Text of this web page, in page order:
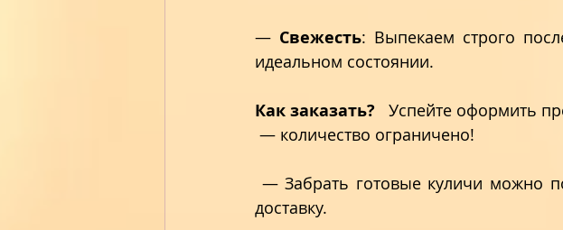
— Свежесть: Выпекаем строго
идеальном состоянии.
Как заказать? Успейте оформить
— количество ограничено!
— Забрать готовые куличи можно
доставку.